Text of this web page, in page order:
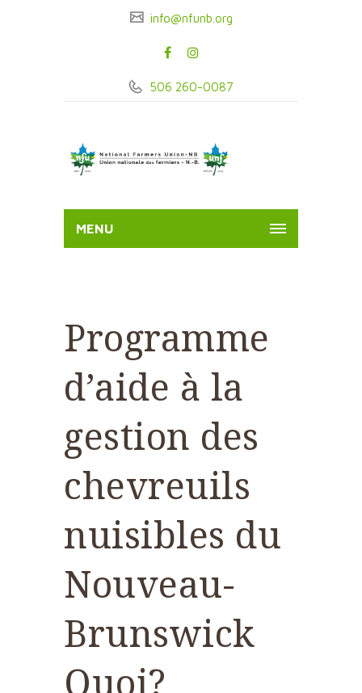
info@nfunb.org
506 260-0087
MENU
Programme
d’aide à la
gestion des
chevreuils
nuisibles du
Nouveau-
Brunswick
Quoi?